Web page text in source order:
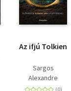
Az ifjú Tolkien
Sargos
Alexandre